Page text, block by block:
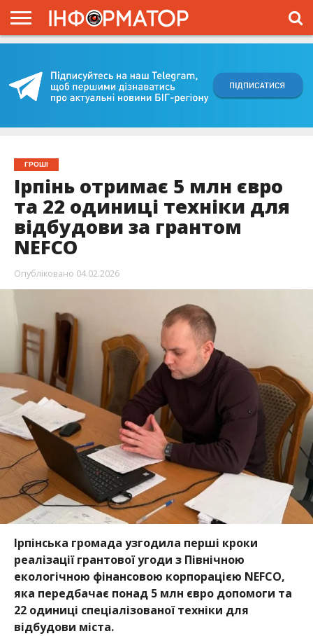
ПРОЄКТ
ГРОШІ
Ірпінь отримає 5 млн євро
та 22 одиниці техніки для
відбудови за грантом
NEFCO
Опубліковано 04.02.2026
Ірпінська громада узгодила перші кроки
реалізації грантової угоди з Північною
екологічною фінансовою корпорацією NEFCO,
яка передбачає понад 5 млн євро допомоги та
22 одиниці спеціалізованої техніки для
відбудови міста.